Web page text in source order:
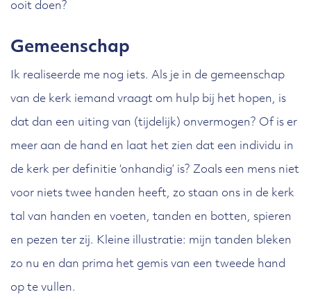
ooit doen?
Gemeenschap
Ik realiseerde me nog iets. Als je in de gemeenschap
van de kerk iemand vraagt om hulp bij het hopen, is
dat dan een uiting van (tijdelijk) onvermogen? Of is er
meer aan de hand en laat het zien dat een individu in
de kerk per definitie ‘onhandig’ is? Zoals een mens niet
voor niets twee handen heeft, zo staan ons in de kerk
tal van handen en voeten, tanden en botten, spieren
en pezen ter zij. Kleine illustratie: mijn tanden bleken
zo nu en dan prima het gemis van een tweede hand
op te vullen.